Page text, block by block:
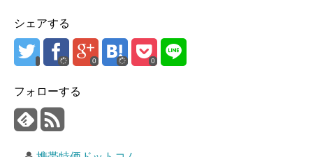
シェアする
0 0
フォローする